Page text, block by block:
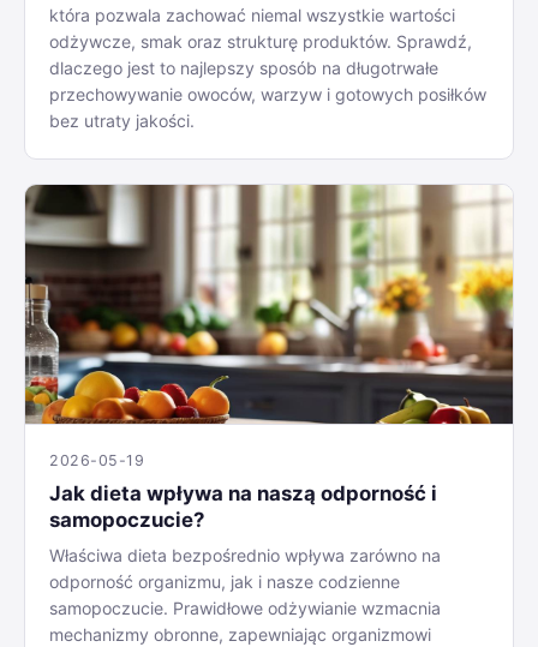
która pozwala zachować niemal wszystkie wartości
odżywcze, smak oraz strukturę produktów. Sprawdź,
dlaczego jest to najlepszy sposób na długotrwałe
przechowywanie owoców, warzyw i gotowych posiłków
bez utraty jakości.
2026-05-19
Jak dieta wpływa na naszą odporność i
samopoczucie?
Właściwa dieta bezpośrednio wpływa zarówno na
odporność organizmu, jak i nasze codzienne
samopoczucie. Prawidłowe odżywianie wzmacnia
mechanizmy obronne, zapewniając organizmowi